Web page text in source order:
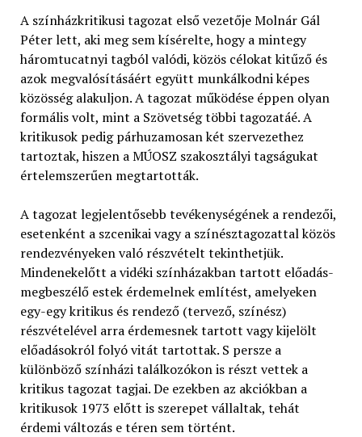
A színházkritikusi tagozat első vezetője Molnár Gál
Péter lett, aki meg sem kísérelte, hogy a mintegy
háromtucatnyi tagból valódi, közös célokat kitűző és
azok megvalósításáért együtt munkálkodni képes
közösség alakuljon. A tagozat működése éppen olyan
formális volt, mint a Szövetség többi tagozatáé. A
kritikusok pedig párhuzamosan két szervezethez
tartoztak, hiszen a MÚOSZ szakosztályi tagságukat
értelemszerűen megtartották.
A tagozat legjelentősebb tevékenységének a rendezői,
esetenként a szcenikai vagy a színésztagozattal közös
rendezvényeken való részvételt tekinthetjük.
Mindenekelőtt a vidéki színházakban tartott előadás-
megbeszélő estek érdemelnek említést, amelyeken
egy-egy kritikus és rendező (tervező, színész)
részvételével arra érdemesnek tartott vagy kijelölt
előadásokról folyó vitát tartottak. S persze a
különböző színházi találkozókon is részt vettek a
kritikus tagozat tagjai. De ezekben az akciókban a
kritikusok 1973 előtt is szerepet vállaltak, tehát
érdemi változás e téren sem történt.